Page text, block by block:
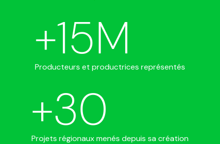
Producteurs et productrices représentés
+15M
Projets régionaux menés depuis sa création
+30